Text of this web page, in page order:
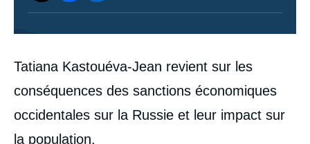
Contenu
intervention
médiatique
Tatiana Kastouéva-Jean revient sur les
conséquences des sanctions économiques
occidentales sur la Russie et leur impact sur
la population.